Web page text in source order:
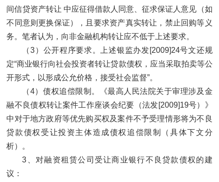
间信贷资产转让 中应征得借款人同意、征求保证人意见（如
不同意则更换保证），且要求资产真实转让，禁止回购等义
务。笔者认为，向非金融机构转让应不低于上述要求。
（3）公开程序要求。上述银监办发[2009]24号文还规
定“商业银行向社会投资者转让贷款债权，应当采取拍卖等公
开形式，以形成公允价格，接受社会监督”。
（4）债权追偿限制。《最高人民法院关于审理涉及金
融不良债权转让案件工作座谈会纪要（法发[2009]19号）》
中对于地方政府等优先购买权及案件不予受理情形将为不良
贷款债权受让投资主体造成债权追偿限制（具体下文分
析）。
3、对融资租赁公司受让商业银行不良贷款债权的建
议：